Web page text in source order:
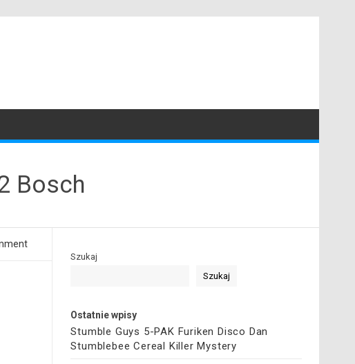
Bosch
Szukaj
Szukaj
Ostatnie wpisy
Stumble Guys 5-PAK Furiken Disco Dan
Stumblebee Cereal Killer Mystery